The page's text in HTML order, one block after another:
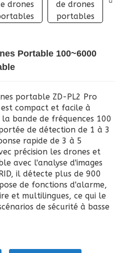
Portable 100~6000
portable ZD-PL2 Pro
compact et facile à
bande de fréquences 100
de détection de 1 à 3
rapide de 3 à 5
précision les drones et
avec l'analyse d'images
il détecte plus de 900
de fonctions d'alarme,
et multilingues, ce qui le
de sécurité à basse